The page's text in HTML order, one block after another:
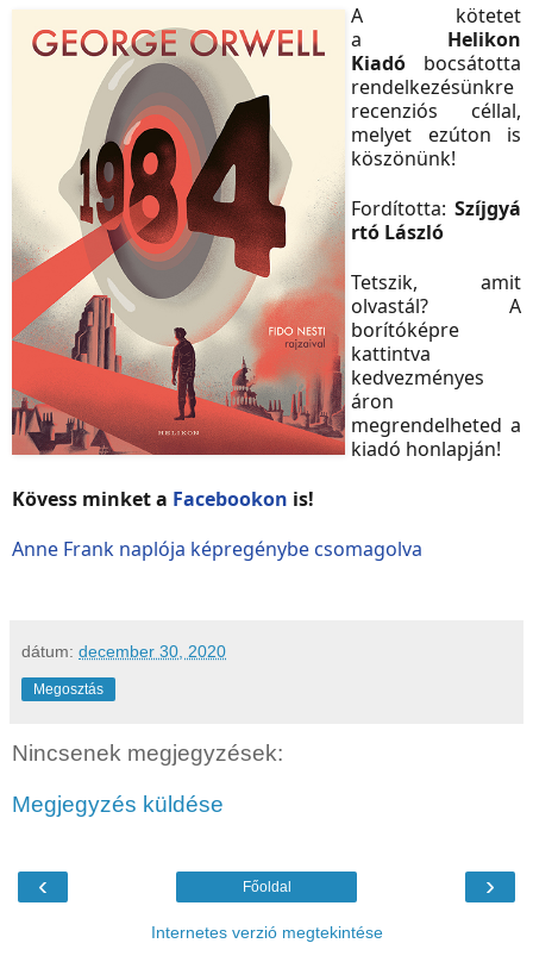
A kötetet
a
Helikon
Kiadó
bocsátotta
rendelkezésünkre
recenziós céllal,
melyet ezúton is
köszönünk!
Fordította: Szíjgyá
rtó László
Tetszik, amit
olvastál? A
borítóképre
kattintva
kedvezményes
áron
megrendelheted a
kiadó honlapján!
Kövess minket a Facebookon is!
Anne Frank naplója képregénybe csomagolva
dátum: december 30, 2020
Megosztás
Nincsenek megjegyzések:
Megjegyzés küldése
‹ ›
Főoldal
Internetes verzió megtekintése